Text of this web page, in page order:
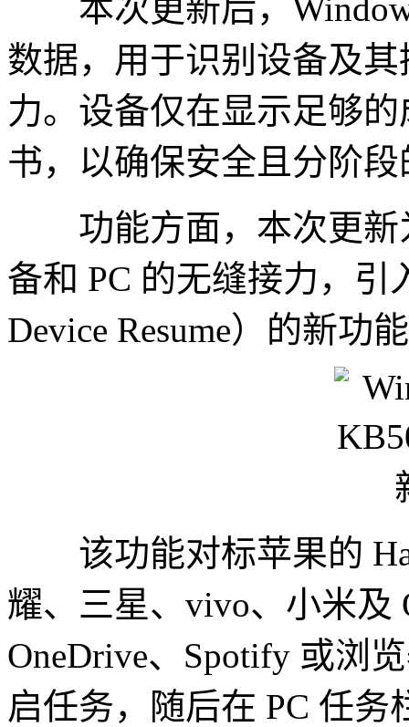
本次更新后，
数据，用于识别设备及其
力。设备仅在显示足够
书，以确保安全且分阶
功能方面，本次更新
备和 PC 的无缝接力，引
Device Resume）的新功
该功能对标苹果的
耀、三星、vivo、小米及
OneDrive、Spotify 或浏
启任务，随后在 PC 任